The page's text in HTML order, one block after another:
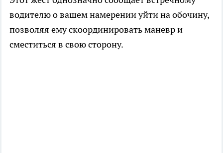
водителю о вашем намерении уйти на обочину,
позволяя ему скоординировать маневр и
сместиться в свою сторону.